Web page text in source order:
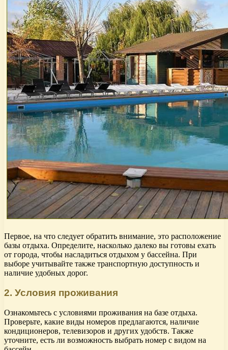
Первое, на что следует обратить внимание, это расположение
базы отдыха. Определите, насколько далеко вы готовы ехать
от города, чтобы насладиться отдыхом у бассейна. При
выборе учитывайте также транспортную доступность и
наличие удобных дорог.
2. Условия проживания
Ознакомьтесь с условиями проживания на базе отдыха.
Проверьте, какие виды номеров предлагаются, наличие
кондиционеров, телевизоров и других удобств. Также
уточните, есть ли возможность выбрать номер с видом на